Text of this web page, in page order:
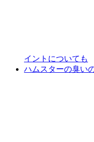
イントについても
ハムスターの臭い